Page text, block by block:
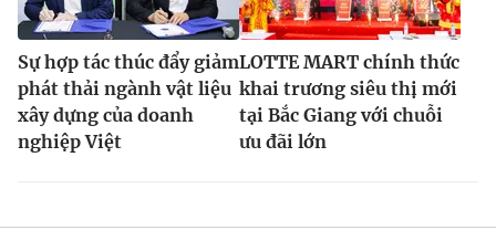
Sự hợp tác thúc đẩy giảm
phát thải ngành vật liệu
xây dựng của doanh
nghiệp Việt
LOTTE MART chính thức
khai trương siêu thị mới
tại Bắc Giang với chuỗi
ưu đãi lớn